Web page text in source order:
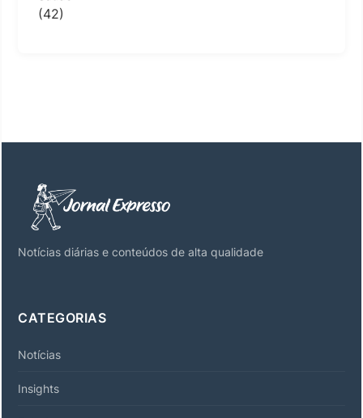
(42)
Notícias diárias e conteúdos de alta qualidade
CATEGORIAS
Notícias
Insights